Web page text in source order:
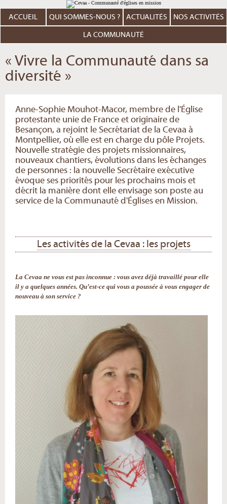
au
contenu.
Aller
personnels
ACCUEIL QUI SOMMES-NOUS ? ACTUALITÉS NOS ACTIVITÉS
LA COMMUNAUTÉ
« Vivre la Communauté dans sa
diversité »
Anne-Sophie Mouhot-Macor, membre de l'Église
protestante unie de France et originaire de
Besançon, a rejoint le Secrétariat de la Cevaa à
Montpellier, où elle est en charge du pôle Projets.
Nouvelle stratégie des projets missionnaires,
nouveaux chantiers, évolutions dans les échanges
de personnes : la nouvelle Secrétaire exécutive
évoque ses priorités pour les prochains mois et
décrit la manière dont elle envisage son poste au
service de la Communauté d'Églises en Mission.
Les activités de la Cevaa : les projets
La Cevaa ne vous est pas inconnue : vous avez déjà travaillé pour elle
il y a quelques années. Qu’est-ce qui vous a poussée à vous engager de
nouveau à son service ?